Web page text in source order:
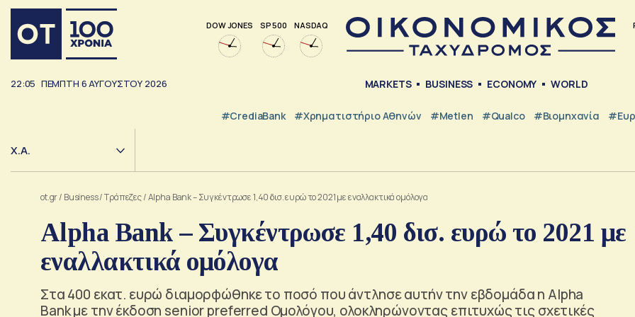
DOW JONES SP 500 NASDAQ
22:05 ΠΈΜΠΤΗ 6ΑΥΓΟΎΣΤΟΥ 2026 MARKETS BUSINESS ECONOMY WORLD
#CrediaBank #Χρηματιστήριο Αθηνών #metlen #Qualco #Βιομηχανία
Χ.Α.
ot.gr/ Business/Τράπεζες/Alpha Bank – Συγκέντρωσε 1,40 δισ. ευρώ το 2021 με εναλλακτικά ομόλογα
Alpha Bank – Συγκέντρωσε 1,40 δισ. ευρώ το 2021 με
εναλλακτικά ομόλογα
Στα 400 εκατ. ευρώ διαμορφώθηκε το ποσό που άντλησε αυτήν την εβδομάδα η Alpha
Bank με την έκδοση senior preferred Ομολόγου, ολοκληρώνοντας επιτυχώς τις σχετικές